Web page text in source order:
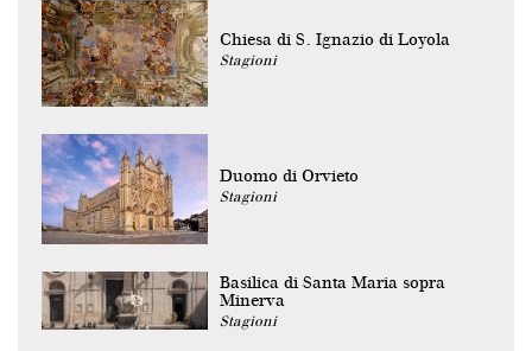
Chiesa di S. Ignazio di Loyola
Stagioni
Duomo di Orvieto
Stagioni
Basilica di Santa Maria sopra
Minerva
Stagioni